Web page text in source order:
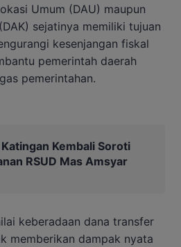
Umum (DAU) maupun
sejatinya memiliki tujuan
kesenjangan fiskal
pemerintah daerah
pemerintahan.
Katingan Kembali Soroti
RSUD Mas Amsyar
keberadaan dana transfer
memberikan dampak nyata